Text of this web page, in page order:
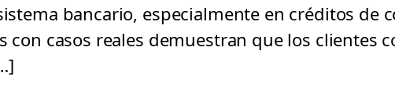
bancario, especialmente en créditos de
con casos reales demuestran que los clientes